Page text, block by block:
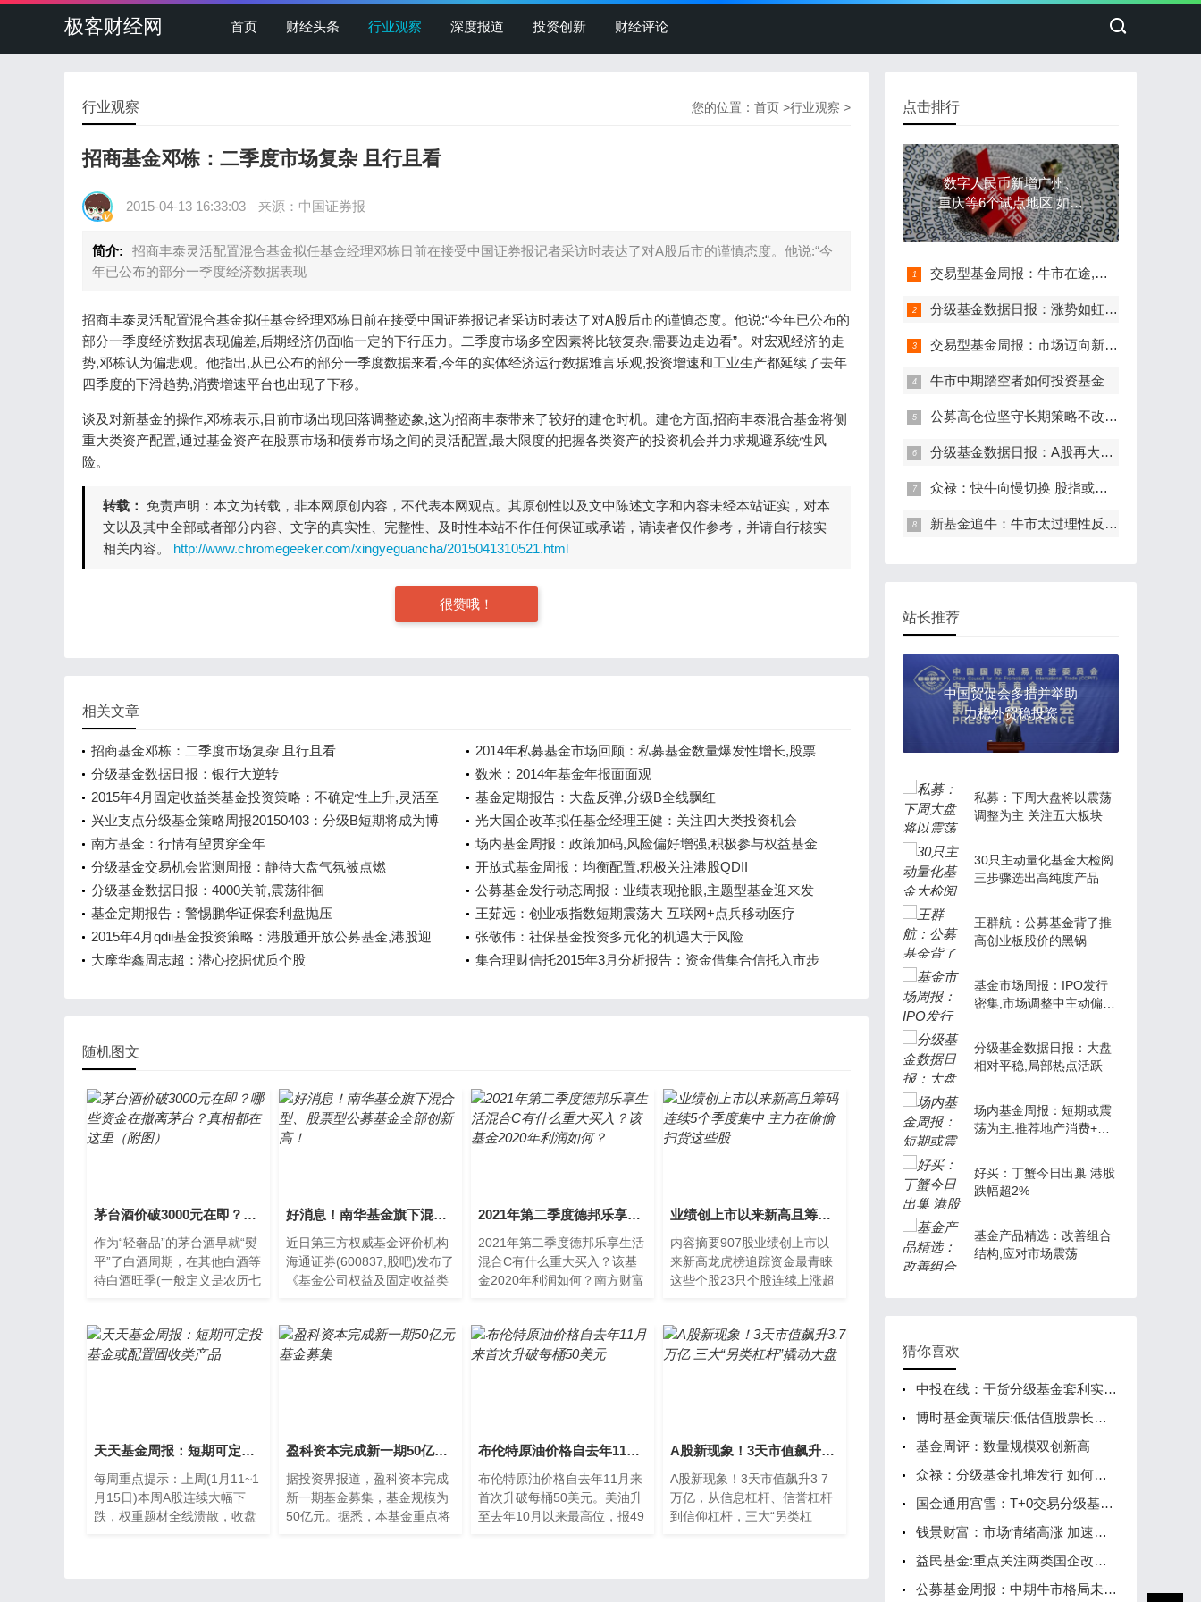
极客财经网 首页 财经头条 行业观察 深度报道 投资创新 财经评论
您的位置： 首页 >行业观察 >
行业观察
招商基金邓栋：二季度市场复杂 且行且看
2015-04-13 16:33:03 来源：中国证券报
简介:
招商丰泰灵活配置混合基金拟任基金经理邓栋日前在接受中国证券报记者采访时表达了对A股后市的谨慎态度。他说:“今
年已公布的部分一季度经济数据表现
招商丰泰灵活配置混合基金拟任基金经理邓栋日前在接受中国证券报记者采访时表达了对A股后市的谨慎态度。他说:“今年已公布的
部分一季度经济数据表现偏差,后期经济仍面临一定的下行压力。二季度市场多空因素将比较复杂,需要边走边看”。对宏观经济的走
势,邓栋认为偏悲观。他指出,从已公布的部分一季度数据来看,今年的实体经济运行数据难言乐观,投资增速和工业生产都延续了去年
四季度的下滑趋势,消费增速平台也出现了下移。
谈及对新基金的操作,邓栋表示,目前市场出现回落调整迹象,这为招商丰泰带来了较好的建仓时机。建仓方面,招商丰泰混合基金将侧
重大类资产配置,通过基金资产在股票市场和债券市场之间的灵活配置,最大限度的把握各类资产的投资机会并力求规避系统性风
险。
转载： 免责声明：本文为转载，非本网原创内容，不代表本网观点。其原创性以及文中陈述文字和内容未经本站证实，对本
文以及其中全部或者部分内容、文字的真实性、完整性、及时性本站不作任何保证或承诺，请读者仅作参考，并请自行核实
相关内容。 http://www.chromegeeker.com/xingyeguancha/2015041310521.html
很赞哦！
相关文章
招商基金邓栋：二季度市场复杂 且行且看
2014年私募基金市场回顾：私募基金数量爆发性增长,股票
型私募基金业绩最...
分级基金数据日报：银行大逆转
数米：2014年基金年报面面观
2015年4月固定收益类基金投资策略：不确定性上升,灵活至
上
基金定期报告：大盘反弹,分级B全线飘红
兴业支点分级基金策略周报20150403：分级B短期将成为博
弈品种
光大国企改革拟任基金经理王健：关注四大类投资机会
南方基金：行情有望贯穿全年
场内基金周报：政策加码,风险偏好增强,积极参与权益基金
分级基金交易机会监测周报：静待大盘气氛被点燃
开放式基金周报：均衡配置,积极关注港股QDII
分级基金数据日报：4000关前,震荡徘徊
公募基金发行动态周报：业绩表现抢眼,主题型基金迎来发
行高峰
基金定期报告：警惕鹏华证保套利盘抛压
王茹远：创业板指数短期震荡大 互联网+点兵移动医疗
2015年4月qdii基金投资策略：港股通开放公募基金,港股迎
来历史性机遇
张敬伟：社保基金投资多元化的机遇大于风险
大摩华鑫周志超：潜心挖掘优质个股
集合理财信托2015年3月分析报告：资金借集合信托入市步
随机图文
茅台酒价破3000元在即？哪些资金在撤离茅台？真相都在这里（附图）
作为“轻奢品”的茅台酒早就“熨
平”了白酒周期，在其他白酒等
待白酒旺季(一般定义是农历七
好消息！南华基金旗下混合型、股票型公募基金全部创新高！
近日第三方权威基金评价机构
海通证券(600837,股吧)发布了
《基金公司权益及固定收益类
2021年第二季度德邦乐享生活混合C有什么重大买入？该基金2020年利润如何？
2021年第二季度德邦乐享生活
混合C有什么重大买入？该基
金2020年利润如何？南方财富
业绩创上市以来新高且筹码连续5个季度集中 主力在偷偷扫货这些股
内容摘要907股业绩创上市以
来新高龙虎榜追踪资金最青睐
这些个股23只个股连续上涨超
天天基金周报：短期可定投基金或配置固收类产品
每周重点提示：上周(1月11~1
月15日)本周A股连续大幅下
跌，权重题材全线溃散，收盘
盈科资本完成新一期50亿元基金募集
据投资界报道，盈科资本完成
新一期基金募集，基金规模为
50亿元。据悉，本基金重点将
布伦特原油价格自去年11月来首次升破每桶50美元
布伦特原油价格自去年11月来
首次升破每桶50美元。美油升
至去年10月以来最高位，报49
A股新现象！3天市值飙升3.7万亿 三大“另类杠杆”撬动大盘
A股新现象！3天市值飙升3 7
万亿，从信息杠杆、信誉杠杆
到信仰杠杆，三大“另类杠
点击排行
数字人民币新增广州、
重庆等6个试点地区 如何
破解发展新问题？
交易型基金周报：牛市在途,维持风格均衡配置
分级基金数据日报：涨势如虹,圆梦4000
交易型基金周报：市场迈向新高,均衡品种配置
牛市中期踏空者如何投资基金
公募高仓位坚守长期策略不改 5000亿新基金待入市
分级基金数据日报：A股再大涨触碰4400点
众禄：快牛向慢切换 股指或进一步反弹
新基金追牛：牛市太过理性反而不是最理性投资方式
站长推荐
中国贸促会多措并举助
力稳外贸稳投资
私募：下周大盘将以震荡
调整为主 关注五大板块
30只主动量化基金大检阅
三步骤选出高纯度产品
王群航：公募基金背了推
高创业板股价的黑锅
基金市场周报：IPO发行
密集,市场调整中主动偏股
分级基金数据日报：大盘
相对平稳,局部热点活跃
场内基金周报：短期或震
荡为主,推荐地产消费+国
好买：丁蟹今日出巢 港股
跌幅超2%
基金产品精选：改善组合
结构,应对市场震荡
猜你喜欢
中投在线：干货分级基金套利实战解读
博时基金黄瑞庆:低估值股票长期回报率更可观
基金周评：数量规模双创新高
众禄：分级基金扎堆发行 如何选择？
国金通用宫雪：T+0交易分级基金杠杆更稳定
钱景财富：市场情绪高涨 加速股市上涨
益民基金:重点关注两类国企改革主题投资机会
公募基金周报：中期牛市格局未变,维持超配权益基金